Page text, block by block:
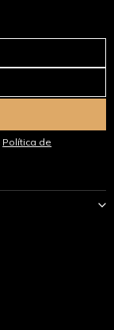
Política de